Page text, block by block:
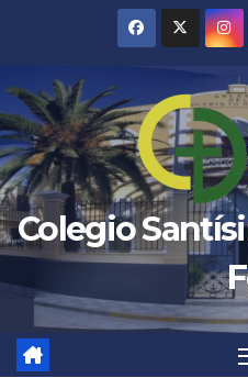
contenido
Colegio